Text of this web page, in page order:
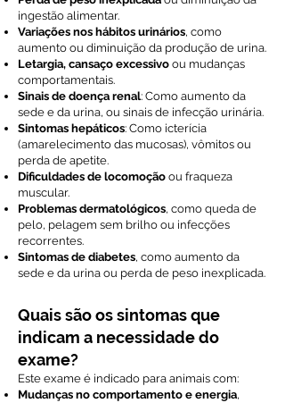
ingestão alimentar.
Variações nos hábitos urinários, como
aumento ou diminuição da produção de urina.
Letargia, cansaço excessivo ou mudanças
comportamentais.
Sinais de doença renal: Como aumento da
sede e da urina, ou sinais de infecção urinária.
Sintomas hepáticos: Como icterícia
(amarelecimento das mucosas), vômitos ou
perda de apetite.
Dificuldades de locomoção ou fraqueza
muscular.
Problemas dermatológicos, como queda de
pelo, pelagem sem brilho ou infecções
recorrentes.
Sintomas de diabetes, como aumento da
sede e da urina ou perda de peso inexplicada.
Quais são os sintomas que
indicam a necessidade do
exame?
Este exame é indicado para animais com:
Mudanças no comportamento e energia,